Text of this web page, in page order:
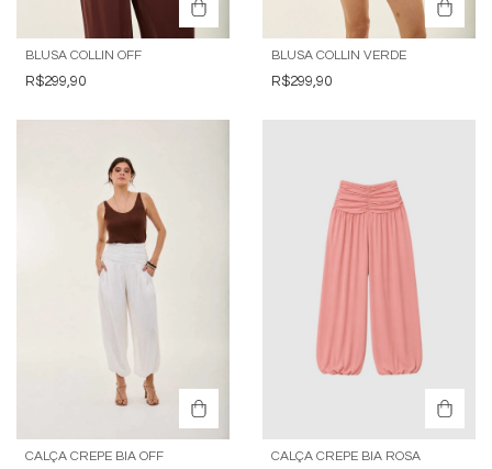
BLUSA COLLIN OFF
R$299,90
BLUSA COLLIN VERDE
R$299,90
CALÇA CREPE BIA OFF CALÇA CREPE BIA ROSA